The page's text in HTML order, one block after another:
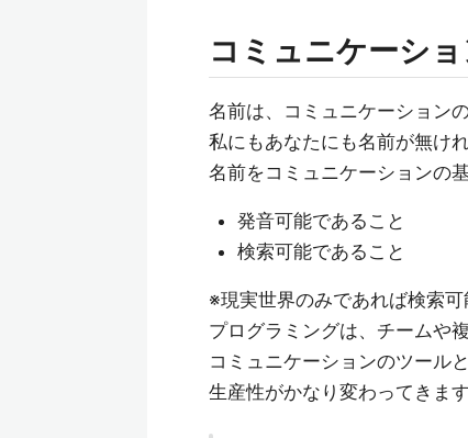
コミュニケーシ
名前は、コミュニケーション
私にもあなたにも名前が無け
名前をコミュニケーションの
発音可能であること
検索可能であること
※現実世界のみであれば検索可
プログラミングは、チームや
コミュニケーションのツール
生産性がかなり変わってきます